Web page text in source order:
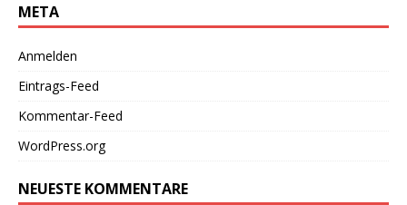
META
Anmelden
Eintrags-Feed
Kommentar-Feed
WordPress.org
NEUESTE KOMMENTARE